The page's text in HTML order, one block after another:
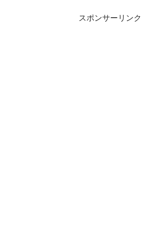
スポンサーリンク